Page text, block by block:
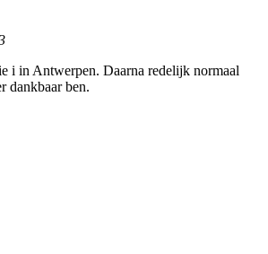
i in Antwerpen. Daarna redelijk normaal
dankbaar ben.